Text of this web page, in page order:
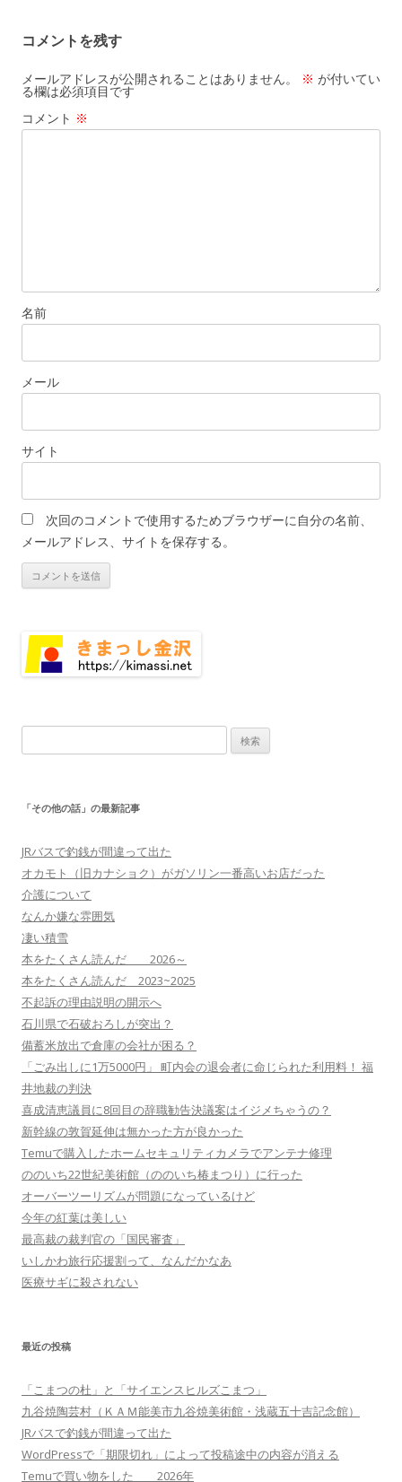
ゲ
ー
シ
ョ
コメントを残す
メールアドレスが公開されることはありません。 ※ が付いてい
る欄は必須項目です
コメント ※
名前
メール
サイト
次回のコメントで使用するためブラウザーに自分の名前、
メールアドレス、サイトを保存する。
索:
「その他の話」の最新記事
JRバスで釣銭が間違って出た
オカモト（旧カナショク）がガソリン一番高いお店だった
介護について
なんか嫌な雰囲気
凄い積雪
本をたくさん読んだ 2026～
本をたくさん読んだ 2023~2025
不起訴の理由説明の開示へ
石川県で石破おろしが突出？
備蓄米放出で倉庫の会社が困る？
「ごみ出しに1万5000円」 町内会の退会者に命じられた利用料！ 福
井地裁の判決
喜成清恵議員に8回目の辞職勧告決議案はイジメちゃうの？
新幹線の敦賀延伸は無かった方が良かった
Temuで購入したホームセキュリティカメラでアンテナ修理
ののいち22世紀美術館（ののいち椿まつり）に行った
オーバーツーリズムが問題になっているけど
今年の紅葉は美しい
最高裁の裁判官の「国民審査」
いしかわ旅行応援割って、なんだかなあ
医療サギに殺されない
最近の投稿
「こまつの杜」と「サイエンスヒルズこまつ」
九谷焼陶芸村（ＫＡＭ能美市九谷焼美術館・浅蔵五十吉記念館）
JRバスで釣銭が間違って出た
WordPressで「期限切れ」によって投稿途中の内容が消える
Temuで買い物をした 2026年